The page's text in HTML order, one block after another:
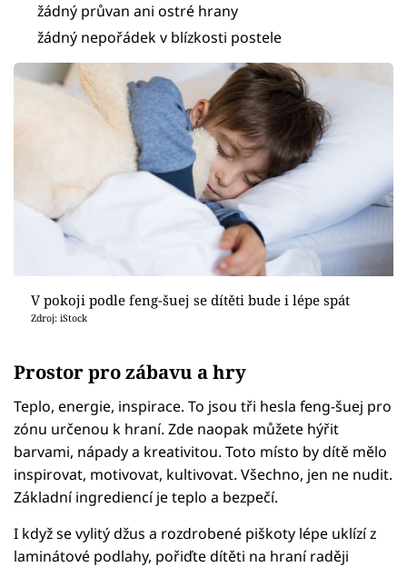
žádný průvan ani ostré hrany
žádný nepořádek v blízkosti postele
V pokoji podle feng-šuej se dítěti bude i lépe spát
Zdroj: iStock
Prostor pro zábavu a hry
Teplo, energie, inspirace. To jsou tři hesla feng-šuej pro
zónu určenou k hraní. Zde naopak můžete hýřit
barvami, nápady a kreativitou. Toto místo by dítě mělo
inspirovat, motivovat, kultivovat. Všechno, jen ne nudit.
Základní ingrediencí je teplo a bezpečí.
I když se vylitý džus a rozdrobené piškoty lépe uklízí z
laminátové podlahy, pořiďte dítěti na hraní raději